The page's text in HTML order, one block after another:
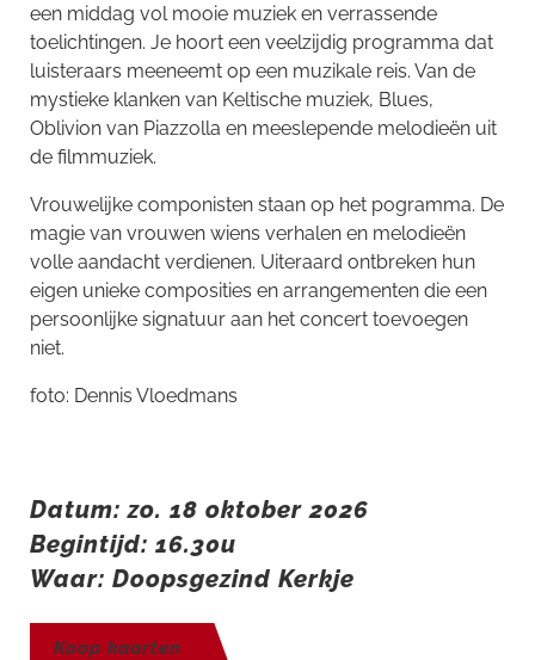
een middag vol mooie muziek en verrassende
toelichtingen. Je hoort een veelzijdig programma dat
luisteraars meeneemt op een muzikale reis. Van de
mystieke klanken van Keltische muziek, Blues,
Oblivion van Piazzolla en meeslepende melodieën uit
de filmmuziek.
Vrouwelijke componisten staan op het pogramma. De
magie van vrouwen wiens verhalen en melodieën
volle aandacht verdienen. Uiteraard ontbreken hun
eigen unieke composities en arrangementen die een
persoonlijke signatuur aan het concert toevoegen
niet.
foto: Dennis Vloedmans
Datum: zo. 18 oktober 2026
Begintijd: 16.30u
Waar: Doopsgezind Kerkje
Koop kaarten